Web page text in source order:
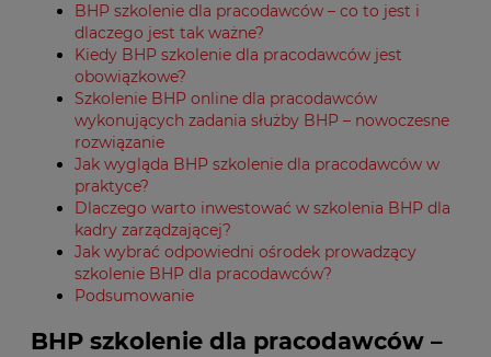
BHP szkolenie dla pracodawców – co to jest i
dlaczego jest tak ważne?
Kiedy BHP szkolenie dla pracodawców jest
obowiązkowe?
Szkolenie BHP online dla pracodawców
wykonujących zadania służby BHP – nowoczesne
rozwiązanie
Jak wygląda BHP szkolenie dla pracodawców w
praktyce?
Dlaczego warto inwestować w szkolenia BHP dla
kadry zarządzającej?
Jak wybrać odpowiedni ośrodek prowadzący
szkolenie BHP dla pracodawców?
Podsumowanie
BHP szkolenie dla pracodawców –